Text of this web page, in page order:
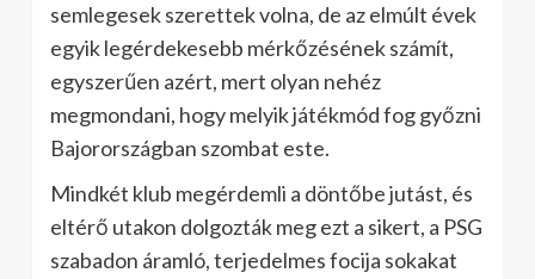
semlegesek szerettek volna, de az elmúlt évek
egyik legérdekesebb mérkőzésének számít,
egyszerűen azért, mert olyan nehéz
megmondani, hogy melyik játékmód fog győzni
Bajorországban szombat este.
Mindkét klub megérdemli a döntőbe jutást, és
eltérő utakon dolgozták meg ezt a sikert, a PSG
szabadon áramló, terjedelmes focija sokakat